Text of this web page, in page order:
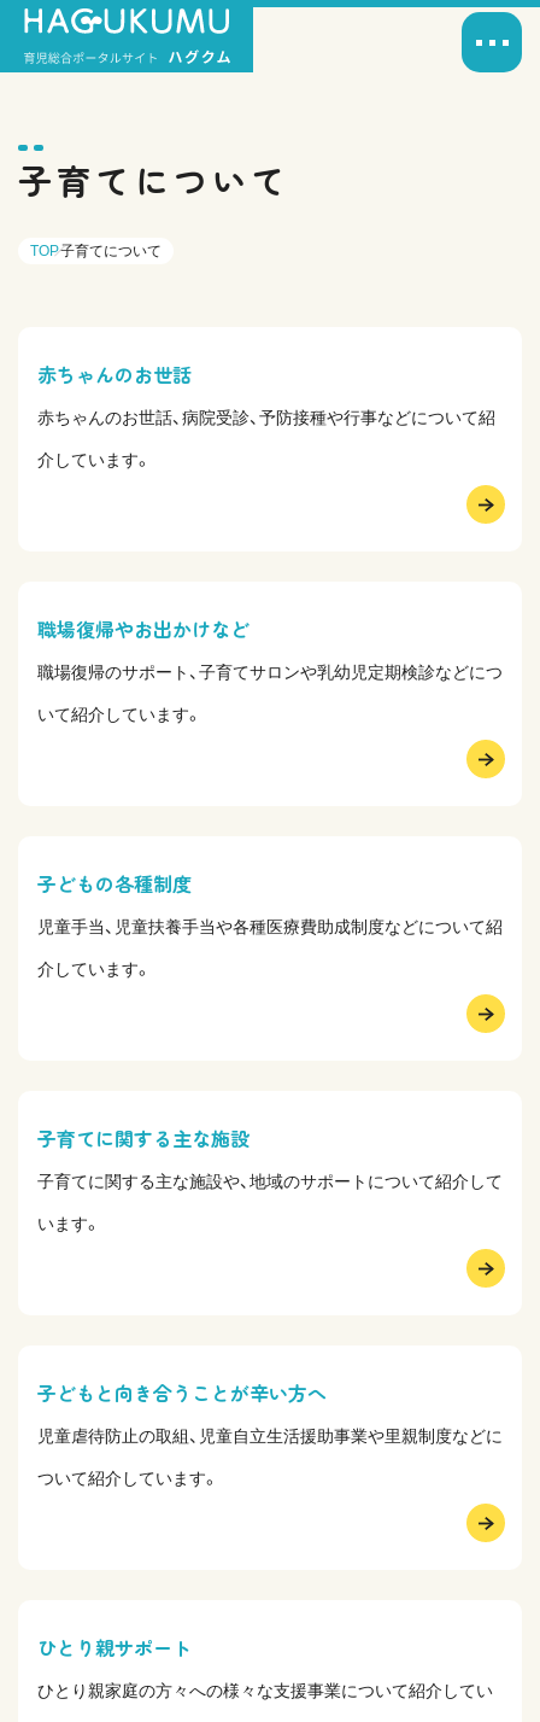
子育てについて
TOP子育てについて
赤ちゃんのお世話
赤ちゃんのお世話、病院受診、予防接種や行事などについて紹
介しています。
職場復帰やお出かけなど
職場復帰のサポート、子育てサロンや乳幼児定期検診などにつ
いて紹介しています。
子どもの各種制度
児童手当、児童扶養手当や各種医療費助成制度などについて紹
介しています。
子育てに関する主な施設
子育てに関する主な施設や、地域のサポートについて紹介して
います。
子どもと向き合うことが辛い方へ
児童虐待防止の取組、児童自立生活援助事業や里親制度などに
ついて紹介しています。
ひとり親サポート
ひとり親家庭の方々への様々な支援事業について紹介してい